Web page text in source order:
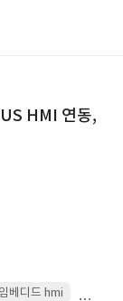
HMI 연동,
베디드 hmi